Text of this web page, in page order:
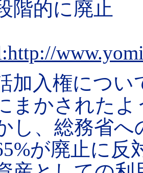
階的に廃止
加入権につい
まかされたよ
し、総務省
が廃止に反